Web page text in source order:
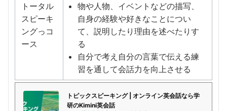
トータル
スピーキ
ングっコ
ース
物や人物、イベントなどの描写、
自身の経験や好きなことについ
て、説明したり理由を述べたりす
る
自分で考え自分の言葉で伝える練
習を通して会話力を向上させる
トピックスピーキング | オンライン英会話なら学
研のKimini英会話